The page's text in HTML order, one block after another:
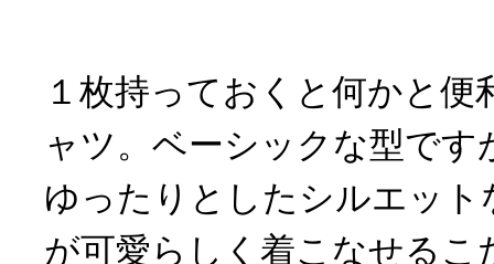
１枚持っておくと何かと
ャツ。ベーシックな型です
ゆったりとしたシルエット
が可愛らしく着こなせるこ